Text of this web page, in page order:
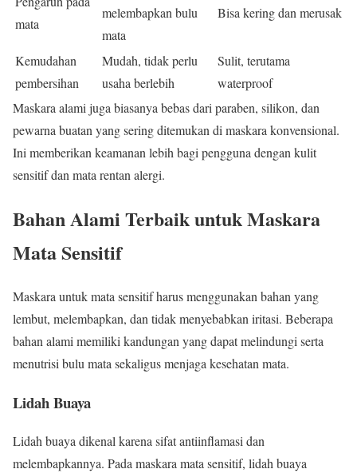
mata
melembapkan bulu
mata
Bisa kering dan merusak
Kemudahan
pembersihan
Mudah, tidak perlu
usaha berlebih
Sulit, terutama
waterproof
Maskara alami juga biasanya bebas dari paraben, silikon, dan
pewarna buatan yang sering ditemukan di maskara konvensional.
Ini memberikan keamanan lebih bagi pengguna dengan kulit
sensitif dan mata rentan alergi.
Bahan Alami Terbaik untuk Maskara
Mata Sensitif
Maskara untuk mata sensitif harus menggunakan bahan yang
lembut, melembapkan, dan tidak menyebabkan iritasi. Beberapa
bahan alami memiliki kandungan yang dapat melindungi serta
menutrisi bulu mata sekaligus menjaga kesehatan mata.
Lidah Buaya
Lidah buaya dikenal karena sifat antiinflamasi dan
melembapkannya. Pada maskara mata sensitif, lidah buaya